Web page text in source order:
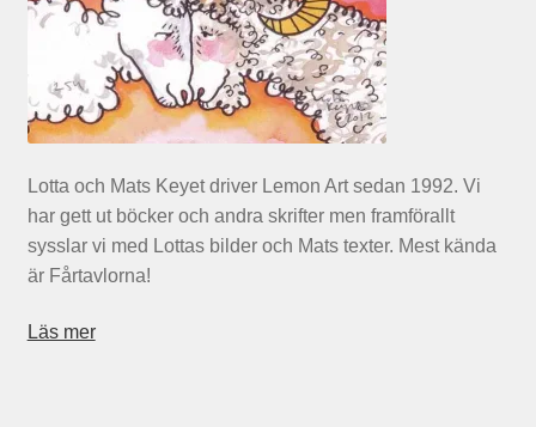
Lotta och Mats Keyet driver Lemon Art sedan 1992. Vi
har gett ut böcker och andra skrifter men framförallt
sysslar vi med Lottas bilder och Mats texter. Mest kända
är Fårtavlorna!
Läs mer